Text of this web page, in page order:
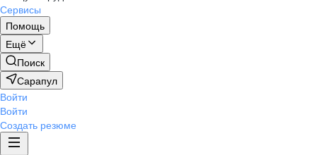
Сервисы
Помощь
Ещё
Поиск
Сарапул
Войти
Войти
Создать резюме